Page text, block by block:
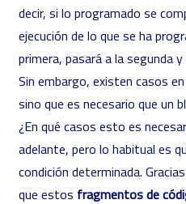
decir, si lo programado se
ejecución de lo que se ha
primera, pasará a la segunda
Sin embargo, existen casos
sino que es necesario que un
¿En qué casos esto es
adelante, pero lo habitual es
condición determinada.
que estos fragmentos de